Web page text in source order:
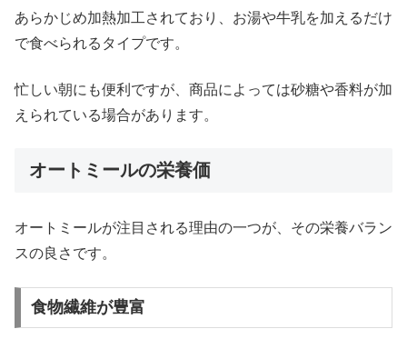
あらかじめ加熱加工されており、お湯や牛乳を加えるだけ
で食べられるタイプです。
忙しい朝にも便利ですが、商品によっては砂糖や香料が加
えられている場合があります。
オートミールの栄養価
オートミールが注目される理由の一つが、その栄養バラン
スの良さです。
食物繊維が豊富